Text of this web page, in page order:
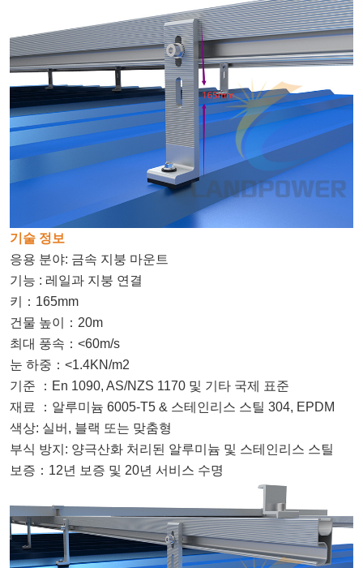
기술 정보
응용 분야: 금속 지붕 마운트
기능 : 레일과 지붕 연결
키
： 165mm
건물 높이
： 20m
최대 풍속 ： <60m/s
눈 하중 ： <1.4KN/m2
기준
： En 1090, AS/NZS 1170 및 기타 국제 표준
재료
： 알루미늄 6005-T5 & 스테인리스 스틸 304, EPDM
색상: 실버, 블랙 또는 맞춤형
부식 방지: 양극산화 처리된 알루미늄 및 스테인리스 스틸
보증 ： 12년 보증 및 20년 서비스 수명